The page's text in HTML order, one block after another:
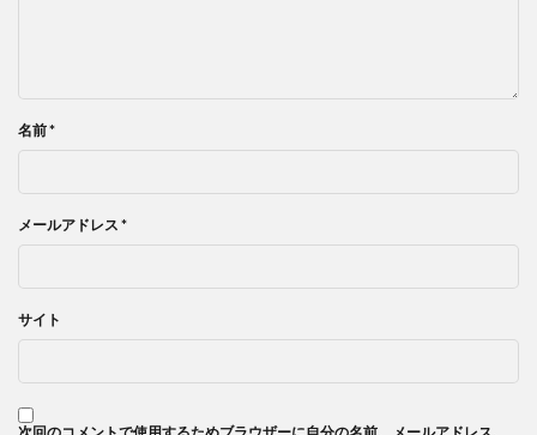
名前*
メールアドレス *
サイト